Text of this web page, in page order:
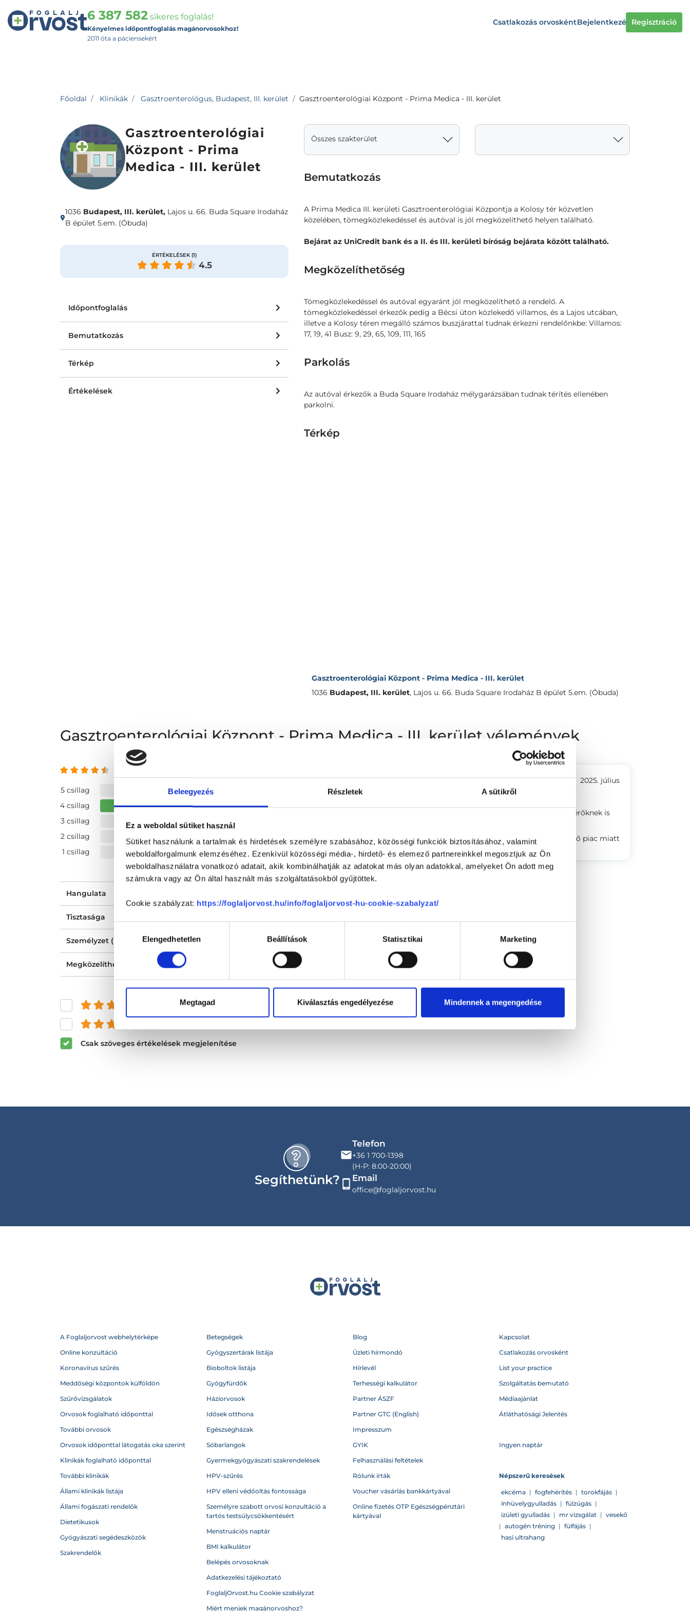
Beleegyezés Részletek A sütikről
Ez a weboldal sütiket használ
Sütiket használunk a tartalmak és hirdetések személyre szabásához, közösségi funkciók biztosításához, valamint
weboldalforgalmunk elemzéséhez. Ezenkívül közösségi média-, hirdető- és elemező partnereinkkel megosztjuk az Ön
weboldalhasználatra vonatkozó adatait, akik kombinálhatják az adatokat más olyan adatokkal, amelyeket Ön adott meg
számukra vagy az Ön által használt más szolgáltatásokból gyűjtöttek.
Cookie szabályzat: https://foglaljorvost.hu/info/foglaljorvost-hu-cookie-szabalyzat/
Hozzájárulás
kiválasztásaElengedhetetlen Beállítások Statisztikai Marketing
Megtagad Kiválasztás engedélyezése Mindennek a megengedése
6 387 582 sikeres foglalás!
Kényelmes időpontfoglalás magánorvosokhoz!
2011 óta a páciensekért
Csatlakozás orvoskéntBejelentkezés Regisztráció
Főoldal Klinikák Gasztroenterológus, Budapest, III. kerület Gasztroenterológiai Központ - Prima Medica - III. kerület
Gasztroenterológiai
Központ - Prima
Medica - III. kerület
ÉRTÉKELÉSEK (1)
4.5
1036 Budapest, III. kerület, Lajos u. 66. Buda Square Irodaház
B épület 5.em. (Óbuda)
Időpontfoglalás
Bemutatkozás
Térkép
Értékelések
Összes szakterület
Bemutatkozás
A Prima Medica III. kerületi Gasztroenterológiai Központja a Kolosy tér közvetlen
közelében, tömegközlekedéssel és autóval is jól megközelíthető helyen található.
Bejárat az UniCredit bank és a II. és III. kerületi bíróság bejárata között található.
Megközelíthetőség
Tömegközlekedéssel és autóval egyaránt jól megközelíthető a rendelő. A
tömegközlekedéssel érkezők pedig a Bécsi úton közlekedő villamos, és a Lajos utcában,
illetve a Kolosy téren megálló számos buszjárattal tudnak érkezni rendelőnkbe: Villamos:
17, 19, 41 Busz: 9, 29, 65, 109, 111, 165
Parkolás
Az autóval érkezők a Buda Square Irodaház mélygarázsában tudnak térítés ellenében
parkolni.
Térkép
Gasztroenterológiai Központ - Prima Medica - III. kerület
1036 Budapest, III. kerület, Lajos u. 66. Buda Square Irodaház B épület 5.em. (Óbuda)
Gasztroenterológiai Központ - Prima Medica - III. kerület vélemények
5 csillag
4 csillag
100 %
3 csillag
2 csillag
0 %
1 csillag
0 %
Hangulata
Tisztasága
Személyzet (recepció, nővér, asszisztens) hozzáállása 5
Megközelíthetősége 4
és felette
Csak szöveges értékelések megjelenítése
Judit 2025. július
Készséges recepciós, mindenben segített, a telefonban segítséget kérőknek is
A rendelési helyen rendkívül rossz parkolási lehetőség a közelben lévő piac miatt
Segíthetünk?
Telefon
+36 1 700-1398
(H-P: 8:00-20:00)
Email
office@foglaljorvost.hu
A Foglaljorvost webhelytérképe
Online konzultáció
Koronavírus szűrés
Meddőségi központok külföldön
Szűrővizsgálatok
Orvosok foglalható időponttal
További orvosok
Orvosok időponttal látogatás oka szerint
Klinikák foglalható időponttal
További klinikák
Állami klinikák listája
Állami fogászati rendelők
Dietetikusok
Gyógyászati segédeszközök
Szakrendelők
Betegségek
Gyógyszertárak listája
Bioboltok listája
Gyógyfürdők
Háziorvosok
Idősek otthona
Egészségházak
Sóbarlangok
Gyermekgyógyászati szakrendelések
HPV-szűrés
HPV elleni védőoltás fontossága
Személyre szabott orvosi konzultáció a
tartós testsúlycsökkentésért
Menstruációs naptár
BMI kalkulátor
Belépés orvosoknak
Adatkezelési tájékoztató
FoglaljOrvost.hu Cookie szabályzat
Miért menjek magánorvoshoz?
Blog
Üzleti hírmondó
Hírlevél
Terhességi kalkulátor
Partner ÁSZF
Partner GTC (English)
Impresszum
GYIK
Felhasználási feltételek
Rólunk írták
Voucher vásárlás bankkártyával
Online fizetés OTP Egészségpénztári
kártyával
Kapcsolat
Csatlakozás orvosként
List your practice
Szolgáltatás bemutató
Médiaajánlat
Átláthatósági Jelentés
Ingyen naptár
Népszerű keresések
ekcéma | fogfehérítés | torokfájás |
ínhüvelygyulladás | fülzúgás |
izületi gyulladás | mr vizsgálat | vesekő
| autogén tréning | fülfájás |
hasi ultrahang